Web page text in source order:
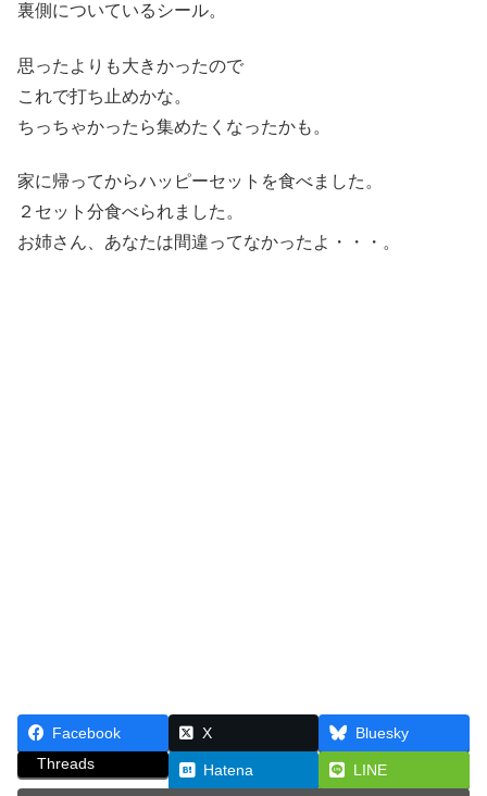
裏側についているシール。
思ったよりも大きかったので
これで打ち止めかな。
ちっちゃかったら集めたくなったかも。
家に帰ってからハッピーセットを食べました。
２セット分食べられました。
お姉さん、あなたは間違ってなかったよ・・・。
Facebook X
Bluesky
Threads
Hatena LINE